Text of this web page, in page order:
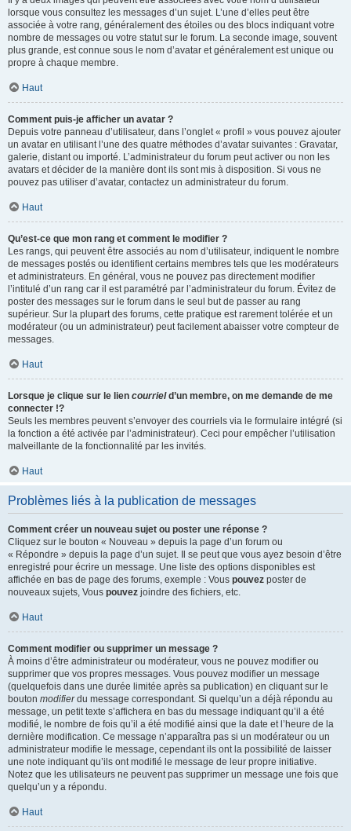
lorsque vous consultez les messages d’un sujet. L’une d’elles peut être
associée à votre rang, généralement des étoiles ou des blocs indiquant votre
nombre de messages ou votre statut sur le forum. La seconde image, souvent
plus grande, est connue sous le nom d’avatar et généralement est unique ou
propre à chaque membre.
Haut
Comment puis-je afficher un avatar ?
Depuis votre panneau d’utilisateur, dans l’onglet « profil » vous pouvez ajouter
un avatar en utilisant l’une des quatre méthodes d’avatar suivantes : Gravatar,
galerie, distant ou importé. L’administrateur du forum peut activer ou non les
avatars et décider de la manière dont ils sont mis à disposition. Si vous ne
pouvez pas utiliser d’avatar, contactez un administrateur du forum.
Haut
Qu’est-ce que mon rang et comment le modifier ?
Les rangs, qui peuvent être associés au nom d’utilisateur, indiquent le nombre
de messages postés ou identifient certains membres tels que les modérateurs
et administrateurs. En général, vous ne pouvez pas directement modifier
l’intitulé d’un rang car il est paramétré par l’administrateur du forum. Évitez de
poster des messages sur le forum dans le seul but de passer au rang
supérieur. Sur la plupart des forums, cette pratique est rarement tolérée et un
modérateur (ou un administrateur) peut facilement abaisser votre compteur de
messages.
Haut
Lorsque je clique sur le lien courrield’un membre, on me demande de me
connecter !?
Seuls les membres peuvent s’envoyer des courriels via le formulaire intégré (si
la fonction a été activée par l’administrateur). Ceci pour empêcher l’utilisation
malveillante de la fonctionnalité par les invités.
Haut
Problèmes liés à la publication de messages
Comment créer un nouveau sujet ou poster une réponse ?
Cliquez sur le bouton « Nouveau » depuis la page d’un forum ou
« Répondre » depuis la page d’un sujet. Il se peut que vous ayez besoin d’être
enregistré pour écrire un message. Une liste des options disponibles est
affichée en bas de page des forums, exemple : Vous pouvez poster de
nouveaux sujets, Vous pouvez joindre des fichiers, etc.
Haut
Comment modifier ou supprimer un message ?
À moins d’être administrateur ou modérateur, vous ne pouvez modifier ou
supprimer que vos propres messages. Vous pouvez modifier un message
(quelquefois dans une durée limitée après sa publication) en cliquant sur le
bouton modifierdu message correspondant. Si quelqu’un a déjà répondu au
message, un petit texte s’affichera en bas du message indiquant qu’il a été
modifié, le nombre de fois qu’il a été modifié ainsi que la date et l’heure de la
dernière modification. Ce message n’apparaîtra pas si un modérateur ou un
administrateur modifie le message, cependant ils ont la possibilité de laisser
une note indiquant qu’ils ont modifié le message de leur propre initiative.
Notez que les utilisateurs ne peuvent pas supprimer un message une fois que
quelqu’un y a répondu.
Haut